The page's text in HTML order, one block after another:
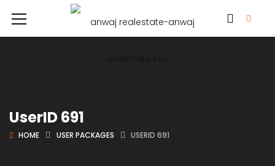
UserID 691
HOME USER PACKAGES USERID 691